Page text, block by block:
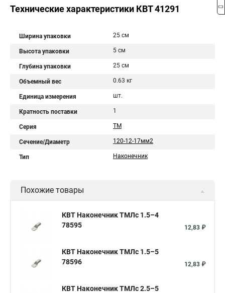
Технические характеристики КВТ 41291
Ширина упаковки 25 см
Высота упаковки 5 см
Глубина упаковки 25 см
Объемный вес 0.63 кг
Единица измерения шт.
Кратность поставки 1
Серия ТМ
Сечение/Диаметр 120-12-17мм2
Тип Наконечник
Похожие товары
КВТ Наконечник ТМЛс 1.5–4
78595
12,83 ₽
КВТ Наконечник ТМЛс 1.5–5
78596
12,83 ₽
КВТ Наконечник ТМЛс 2.5–5